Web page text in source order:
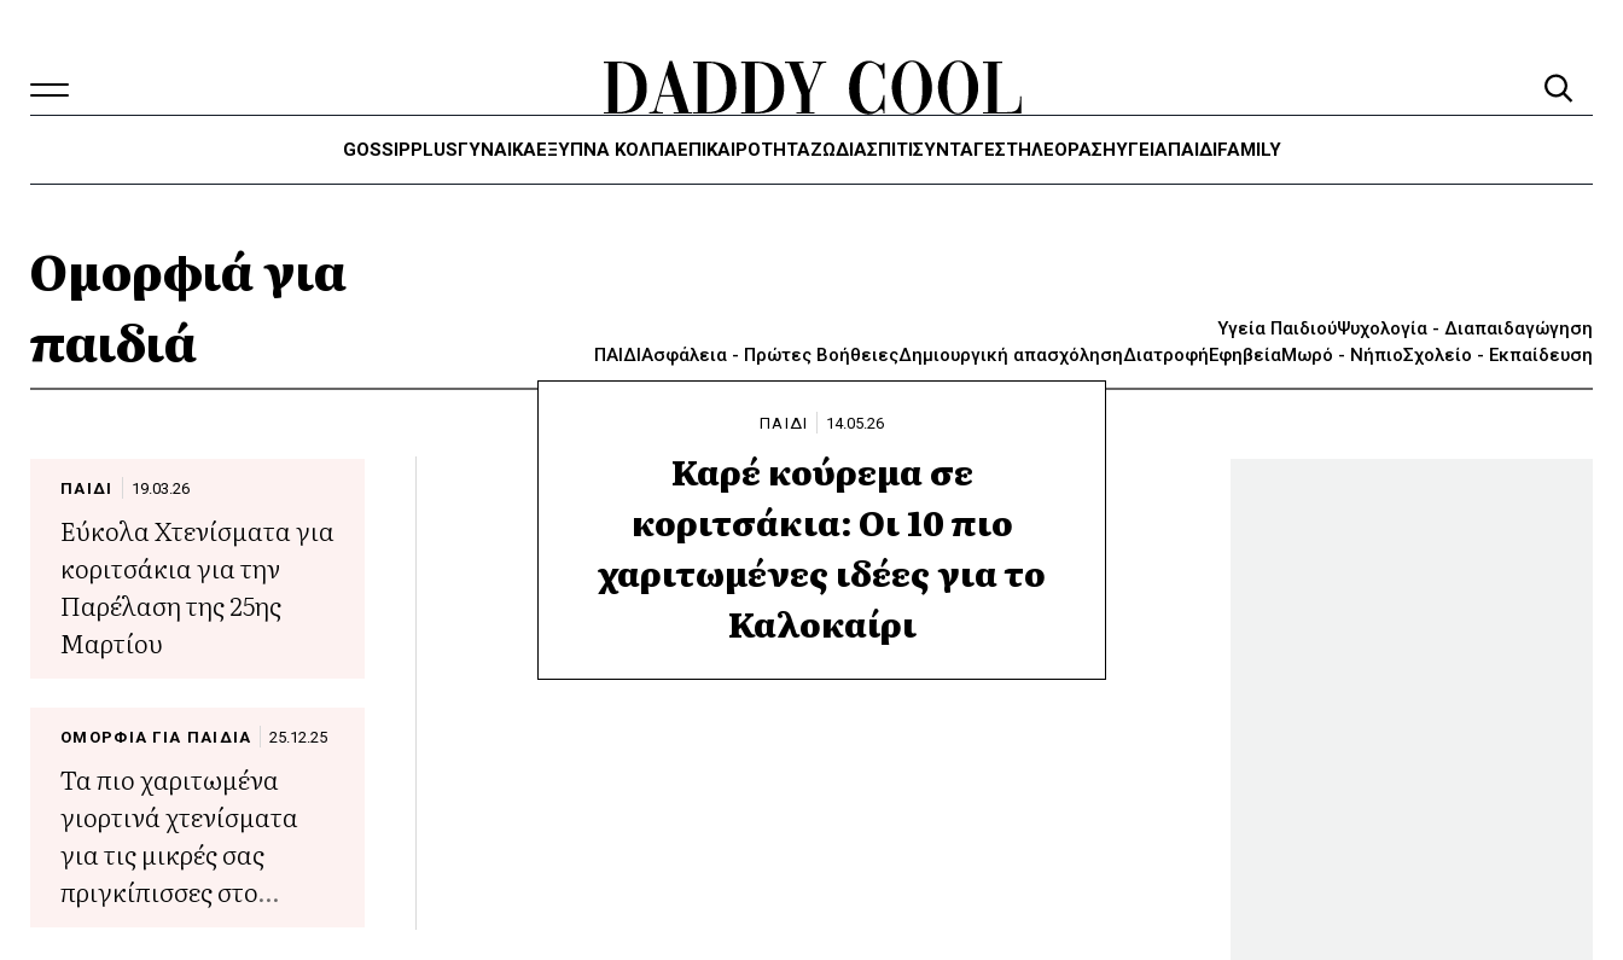
GOSSIPPLUSΓΥΝΑΙΚΑΈΞΥΠΝΑ ΚΌΛΠΑΕΠΙΚΑΙΡΟΤΗΤΑΖΏΔΙΑΣΠΙΤΙΣΥΝΤΑΓΕΣΤΗΛΕΌΡΑΣΗΥΓΕΊΑΠΑΙΔΙFAMILY
Ομορφιά για
παιδιά
ΠΑΙΔΙΑσφάλεια - Πρώτες ΒοήθειεςΔημιουργική απασχόλησηΔιατροφήΕφηβείαΜωρό - ΝήπιοΣχολείο - Εκπαίδευση
Υγεία ΠαιδιούΨυχολογία - Διαπαιδαγώγηση
ΠΑΙΔΙ 14.05.26
Καρέ κούρεμα σε
κοριτσάκια: Οι 10 πιο
χαριτωμένες ιδέες για το
Καλοκαίρι
ΠΑΙΔΙ 19.03.26
Εύκολα Χτενίσματα για
κοριτσάκια για την
Παρέλαση της 25ης
Μαρτίου
ΟΜΟΡΦΙΑ ΓΙΑ ΠΑΙΔΙΑ 25.12.25
Τα πιο χαριτωμένα
γιορτινά χτενίσματα
για τις μικρές σας
πριγκίπισσες στο